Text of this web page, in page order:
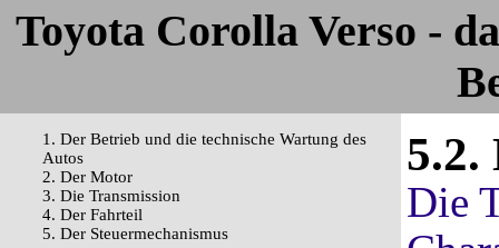
Toyota Corolla Verso -
1. Der Betrieb und die technische Wartung des
Autos
2. Der Motor
3. Die Transmission
4. Der Fahrteil
5. Der Steuermechanismus
5.2.
Die